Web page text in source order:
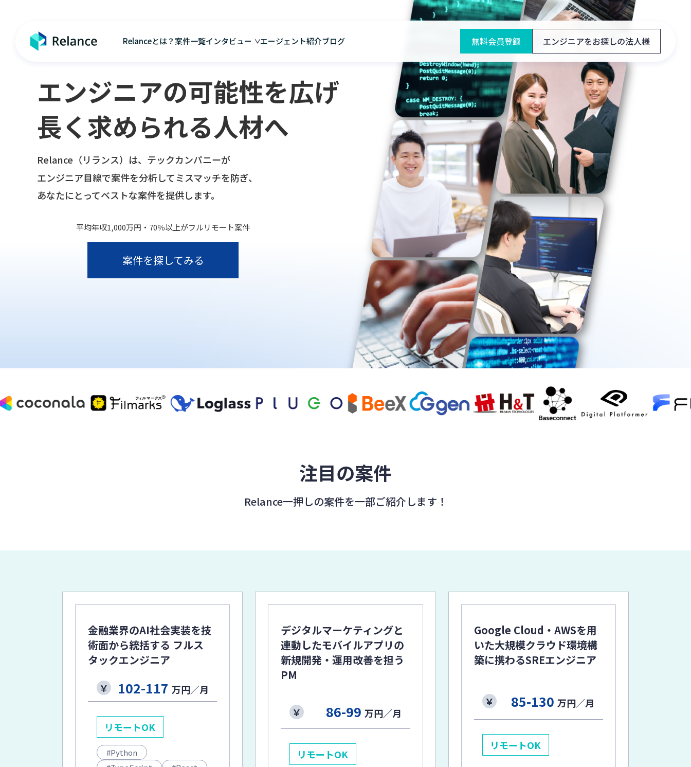
Relanceとは？案件一覧インタビュー エージェント紹介ブログ 無料会員登録 エンジニアをお探しの法人様
エンジニアの可能性を広げ
長く求められる人材へ
Relance（リランス）は、テックカンパニーが
エンジニア目線で案件を分析してミスマッチを防ぎ、
あなたにとってベストな案件を提供します。
平均年収1,000万円・70％以上がフルリモート案件
案件を探してみる
注目の案件
Relance一押しの案件を一部ご紹介します！
金融業界のAI社会実装を技
術面から統括する フルス
タックエンジニア
102-117万円／月
リモートOK
Python
デジタルマーケティングと
連動したモバイルアプリの
新規開発・運用改善を担う
PM
86-99万円／月
リモートOK
Google Cloud・AWSを用
いた大規模クラウド環境構
築に携わるSREエンジニア
85-130万円／月
リモートOK